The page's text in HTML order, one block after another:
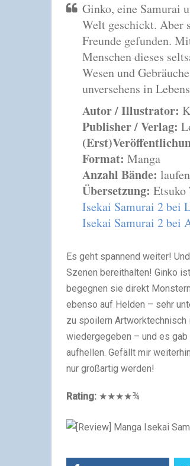
Ginko, eine Samurai
Welt geschickt. Aber
Freunde gefunden.
Menschen dieses
Wesen und
unversehens in
Autor / Illustrator:
Publisher / Verlag:
Format: Manga
Anzahl Bände:
Übersetzung: Etsuko
Isekai Samurai 2 bei
Isekai Samurai 2 bei
Es geht spannend weiter!
Szenen bereithalten! Ginko
begegnen sie direkt
ebenso auf Helden – sehr
zu spoilern Artworktechnisch
wiedergegeben – und es
aufhellen. Gefällt mir
nur großartig werden!
Rating: ★★★★¾